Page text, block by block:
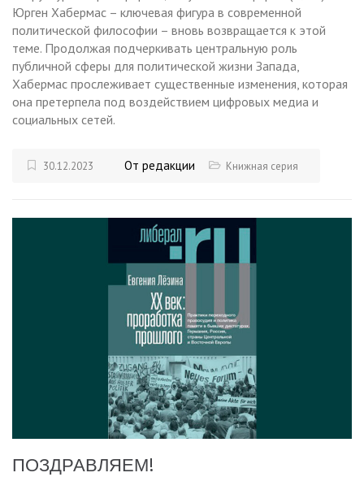
Юрген Хабермас – ключевая фигура в современной
политической философии – вновь возвращается к этой
теме. Продолжая подчеркивать центральную роль
публичной сферы для политической жизни Запада,
Хабермас прослеживает существенные изменения, которая
она претерпела под воздействием цифровых медиа и
социальных сетей.
30.12.2023 От редакции Книжная серия
ПОЗДРАВЛЯЕМ!